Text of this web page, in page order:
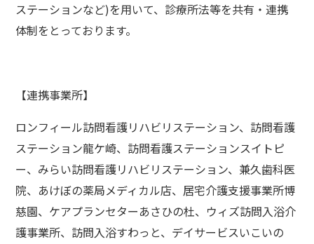
ステーションなど)を用いて、診療所法等を共有・連携
体制をとっております。
【連携事業所】
ロンフィール訪問看護リハビリステーション、訪問看護
ステーション龍ケ崎、訪問看護ステーションスイトピ
ー、みらい訪問看護リハビリステーション、兼久歯科医
院、あけぼの薬局メディカル店、居宅介護支援事業所博
慈園、ケアプランセターあさひの杜、ウィズ訪問入浴介
護事業所、訪問入浴すわっと、デイサービスいこいの